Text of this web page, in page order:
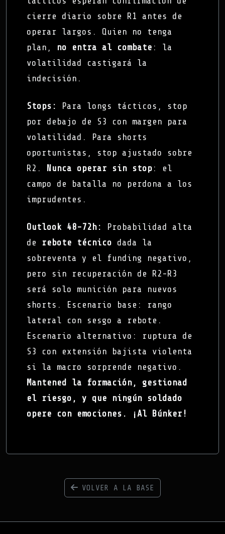
cierre diario sobre R1 antes de
operar largos. Quien no tenga
plan, no entra al combate : la
volatilidad castigará la
indecisión.
Stops:
Para longs tácticos, stop
por debajo de S3 con margen para
volatilidad. Para shorts
oportunistas, stop ajustado sobre
R2. Nunca operar sin stop : el
campo de batalla no perdona a los
imprudentes.
Outlook 48-72h:
Probabilidad alta
de rebote técnico dada la
sobreventa y el funding negativo,
pero sin recuperación de R2-R3
será solo munición para nuevos
shorts. Escenario base: rango
lateral con sesgo a rebote.
Escenario alternativo: ruptura de
S3 con extensión bajista violenta
si la macro sorprende negativo.
Mantened la formación, gestionad
el riesgo, y que ningún soldado
opere con emociones. ¡Al Búnker!
VOLVER A LA BASE